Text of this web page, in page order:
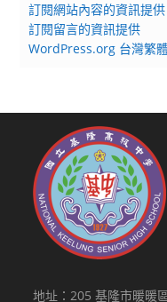
訂閱網站內容的資訊提供
訂閱留言的資訊提供
WordPress.org 台灣繁
地址：205 基隆市暖暖